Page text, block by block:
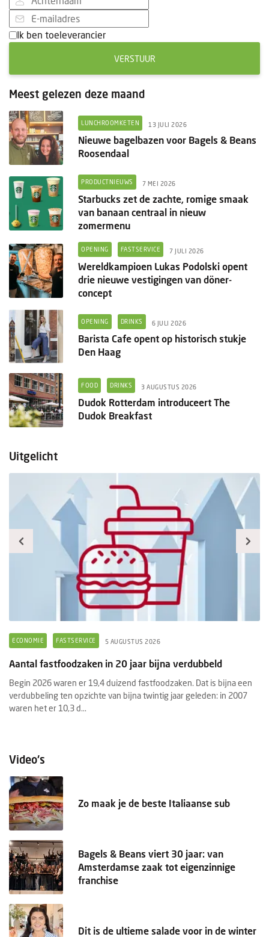
Ik ben toeleverancier
VERSTUUR
Meest gelezen deze maand
LUNCHROOMKETEN 13 JULI 2026
Nieuwe bagelbazen voor Bagels & Beans
Roosendaal
PRODUCTNIEUWS 7 MEI 2026
Starbucks zet de zachte, romige smaak
van banaan centraal in nieuw
zomermenu
OPENING FASTSERVICE 7 JULI 2026
Wereldkampioen Lukas Podolski opent
drie nieuwe vestigingen van döner-
concept
OPENING DRINKS 6 JULI 2026
Barista Cafe opent op historisch stukje
Den Haag
FOOD DRINKS 3 AUGUSTUS 2026
Dudok Rotterdam introduceert The
Dudok Breakfast
Uitgelicht
ECONOMIE FASTSERVICE 5 AUGUSTUS 2026
Aantal fastfoodzaken in 20 jaar bijna verdubbeld
Begin 2026 waren er 19,4 duizend fastfoodzaken. Dat is bijna een
verdubbeling ten opzichte van bijna twintig jaar geleden: in 2007
waren het er 10,3 d...
Video's
Zo maak je de beste Italiaanse sub
Bagels & Beans viert 30 jaar: van
Amsterdamse zaak tot eigenzinnige
franchise
Dit is de ultieme salade voor in de winter